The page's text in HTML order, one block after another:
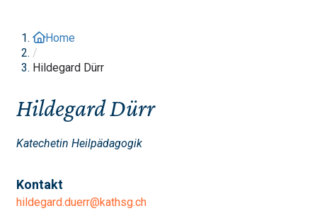
Home
/
Hildegard Dürr
Hildegard Dürr
Katechetin Heilpädagogik
Kontakt
hildegard.duerr@kathsg.ch